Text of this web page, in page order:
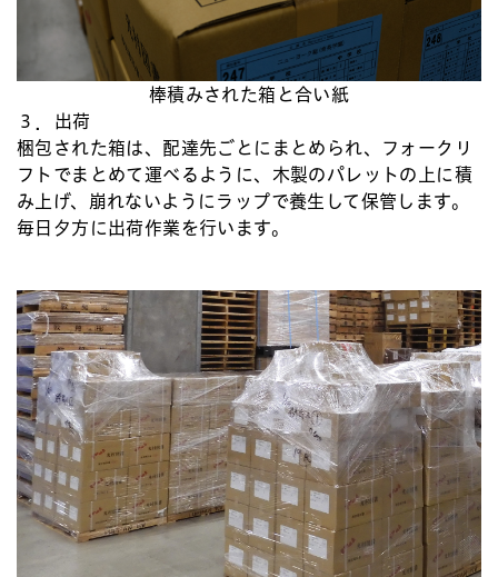
棒積みされた箱と合い紙
３．出荷
梱包された箱は、配達先ごとにまとめられ、フォークリ
フトでまとめて運べるように、木製のパレットの上に積
み上げ、崩れないようにラップで養生して保管します。
毎日夕方に出荷作業を行います。